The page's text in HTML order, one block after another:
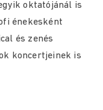
oktatójánál is
énekesként
és zenés
koncertjeinek is